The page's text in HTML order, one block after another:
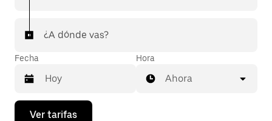
¿A dónde vas?
Fecha
Presiona
Hora
Ahora
Ver tarifas